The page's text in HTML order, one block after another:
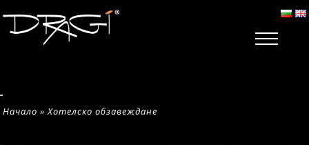
Начало »Хотелско обзавеждане